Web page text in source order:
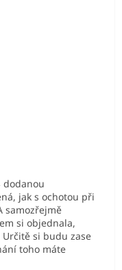
5 hvězdiček.
5 hvězdiček.
5 hvězdiček.
dodanou
jak s ochotou při
samozřejmě
si objednala,
si budu zase
toho máte